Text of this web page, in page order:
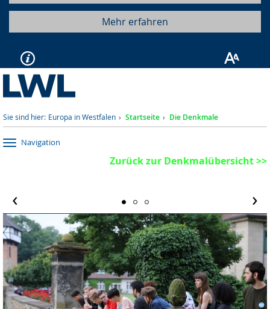
Mehr erfahren
Sie sind hier: Europa in Westfalen Startseite Die Denkmale
Navigation
Zurück zur Denkmalübersicht >>
‹ ›